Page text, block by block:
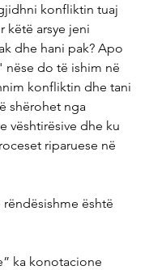
konfliktin tuaj
këtë arsye jeni
dhe hani pak? Apo
do të ishim në
konfliktin dhe tani
shërohet nga
vështirësive dhe ku
riparuese në
rëndësishme është
ka konotacione